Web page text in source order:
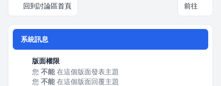
回到討論區首頁 前往
系統訊息
版面權限
您 不能在這個版面發表主題
您 不能在這個版面回覆主題